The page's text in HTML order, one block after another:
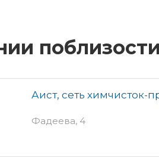
Аист, сеть химчисток-
Фадеева, 4